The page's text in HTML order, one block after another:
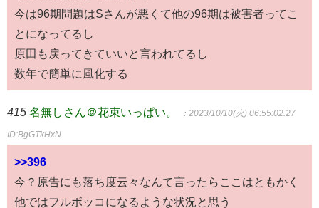
今は96期問題はSさんが悪くて他の96期は被害者ってこ
とになってるし
原田も戻ってきていいと言われてるし
数年で簡単に風化する
415 名無しさん＠花束いっぱい。 ：2023/10/10(火) 06:55:02.27
ID:BgGTkHxN
>>396
今？原告にも落ち度云々なんて言ったらここはともかく
他ではフルボッコになるような状況と思う